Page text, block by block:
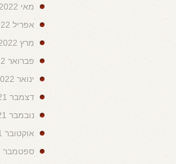
מאי 2022
אפריל 2022
מרץ 2022
פברואר 2022
ינואר 2022
דצמבר 2021
נובמבר 2021
אוקטובר 2021
ספטמבר 2021